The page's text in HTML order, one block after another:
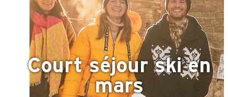
Court séjour ski en
mars